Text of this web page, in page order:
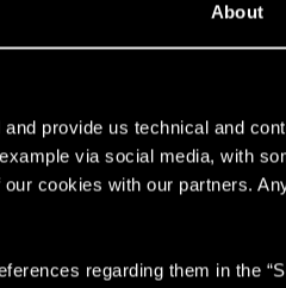
About
provide us technical and
via social media, with
cookies with our partners.
regarding them in the
technique du gameplay,
l'on tient Night City entre